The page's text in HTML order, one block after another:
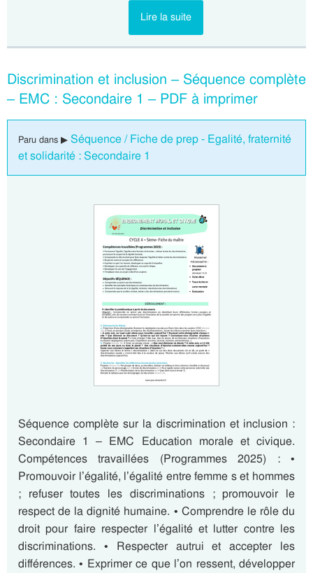
Lire la suite
Discrimination et inclusion – Séquence complète
– EMC : Secondaire 1 – PDF à imprimer
Paru dans ▶ Séquence / Fiche de prep - Egalité, fraternité
et solidarité : Secondaire 1
Séquence complète sur la discrimination et inclusion :
Secondaire 1 – EMC Education morale et civique.
Compétences travaillées (Programmes 2025) : •
Promouvoir l’égalité, l’égalité entre femme s et hommes
; refuser toutes les discriminations ; promouvoir le
respect de la dignité humaine. • Comprendre le rôle du
droit pour faire respecter l’égalité et lutter contre les
discriminations. • Respecter autrui et accepter les
différences. • Exprimer ce que l’on ressent, développer